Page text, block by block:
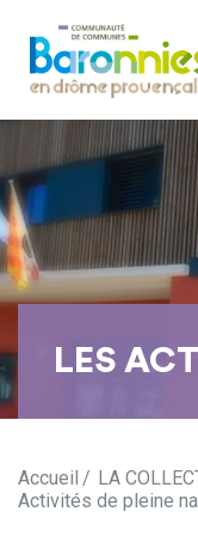
LES
Accueil LA
Activités de pleine